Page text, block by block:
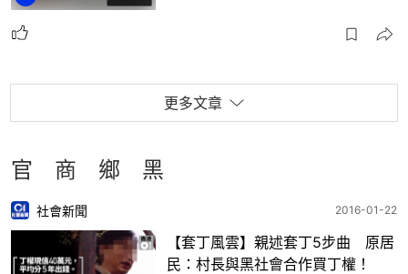
更多文章
官 商 鄉 黑
社會新聞 2016-01-22
【套丁風雲】親述套丁5步曲 原居
民：村長與黑社會合作買丁權！